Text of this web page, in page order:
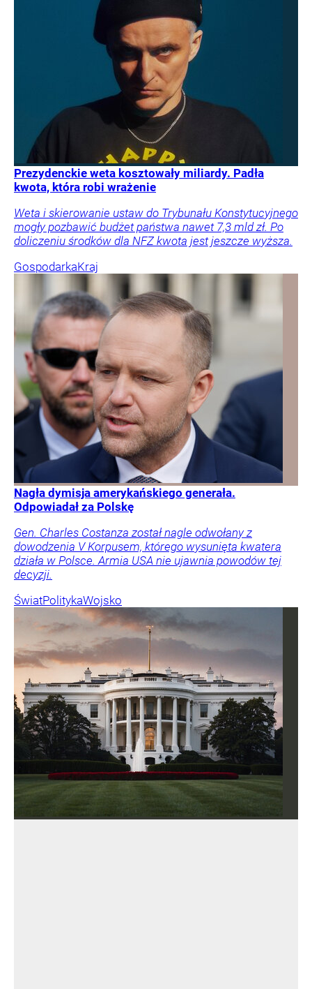
Prezydenckie weta kosztowały miliardy. Padła
kwota, która robi wrażenie
Weta i skierowanie ustaw do Trybunału Konstytucyjnego
mogły pozbawić budżet państwa nawet 7,3 mld zł. Po
doliczeniu środków dla NFZ kwota jest jeszcze wyższa.
GospodarkaKraj
Nagła dymisja amerykańskiego generała.
Odpowiadał za Polskę
Gen. Charles Costanza został nagle odwołany z
dowodzenia V Korpusem, którego wysunięta kwatera
działa w Polsce. Armia USA nie ujawnia powodów tej
decyzji.
ŚwiatPolitykaWojsko